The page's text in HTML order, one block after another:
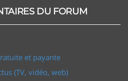
DU FORUM
et payante
(TV, vidéo, web)